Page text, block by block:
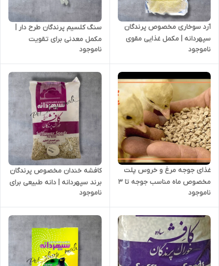
آرد سوخاری مخصوص پرندگان
سپهر‌دانه | مکمل غذایی مقوی
برای طوطی‌سانان و قناری‌ها
ناموجود
سنگ کلسیم پرندگان طرح دار |
مکمل معدنی برای تقویت
استخوان و نوک پرندگان
ناموجود
غذای جوجه مرغ و خروس پلت
مخصوص ماه مناسب جوجه تا 3
ماهه
ناموجود
کافشه خندان مخصوص پرندگان
برند سپهردانه | دانه طبیعی برای
تقویت پر و افزایش انرژی
ناموجود